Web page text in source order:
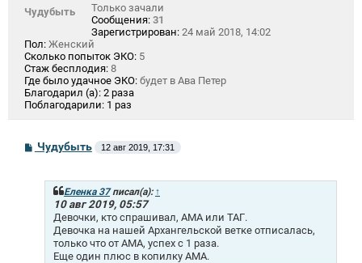
Чудубыть
Только зачали
Сообщения: 31
Зарегистрирован: 24 май 2018, 14:02
Пол: Женский
Сколько попыток ЭКО: 5
Стаж бесплодия: 8
Где было удачное ЭКО: будет в Ава Петер
Благодарил (а): 2 раза
Поблагодарили: 1 раз
СЧудубыть 12 авг 2019, 17:31
Еленка 37писал(а): ↑
10 авг 2019, 05:57
Девочки, кто спрашивал, АМА или ТАГ.
Девочка на нашей Архангельской ветке отписалась,
только что от АМА, успех с 1 раза.
Еще один плюс в копилку АМА.